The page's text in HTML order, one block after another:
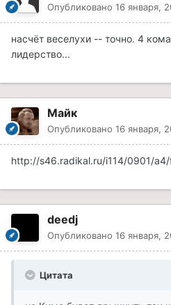
Опубликовано 16 января,
насчёт веселухи -- точно. 4
лидерство...
Майк
Опубликовано 16 января,
http://s46.radikal.ru/i114/0901/
deedj
Опубликовано 16 января,
Цитата